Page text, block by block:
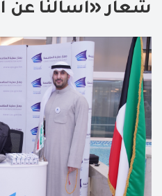
شعار «اسألنا عن